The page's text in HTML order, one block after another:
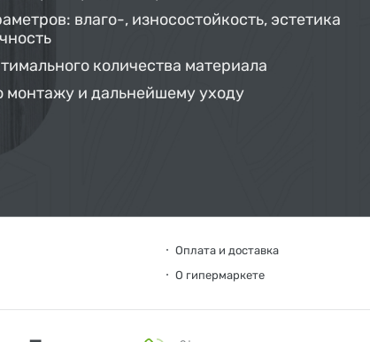
влаго-, износостойкость, эстетика
количества материала
монтажу и дальнейшему уходу
Оплата и доставка
О гипермаркете